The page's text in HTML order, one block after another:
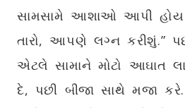
સામસામે આશાઓ આપી હોય
તારો, આપણે લગ્ન કરીશું.”
એટલે સામાને મોટો આઘાત
દે, પછી બીજા સાથે મજા કરે.